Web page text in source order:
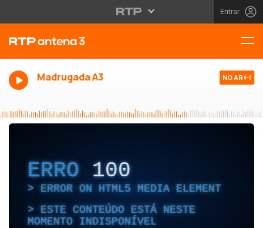
Entrar
Madrugada A3 NO AR
ERRO 100
ERROR ON HTML5 MEDIA ELEMENT
ESTE CONTEÚDO ESTÁ NESTE
MOMENTO INDISPONÍVEL